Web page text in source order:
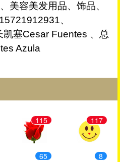
美容美发用品、饰品、
、
塞Cesar Fuentes 、总
Azula
115 117
65 8